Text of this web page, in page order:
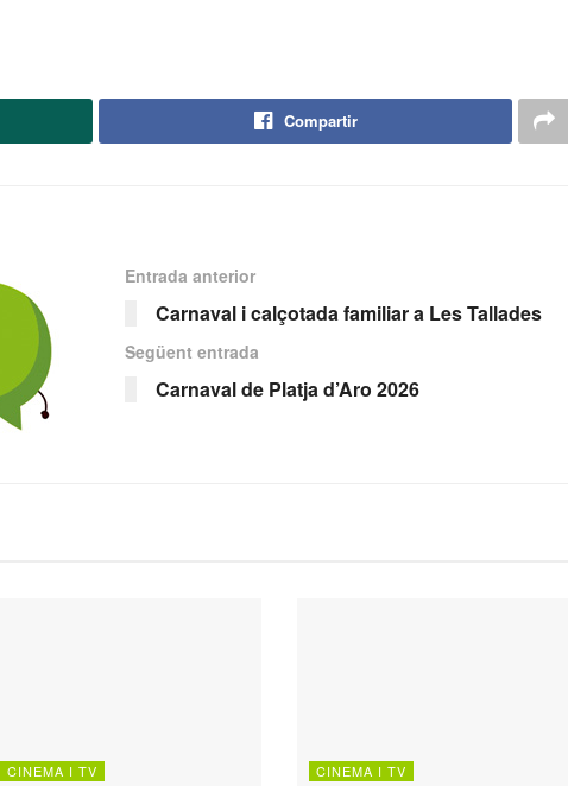
Compartir
Entrada anterior
Carnaval i calçotada familiar a Les Tallades
Següent entrada
Carnaval de Platja d’Aro 2026
CINEMA I TV CINEMA I TV